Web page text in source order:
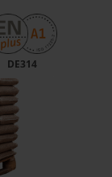
DE314